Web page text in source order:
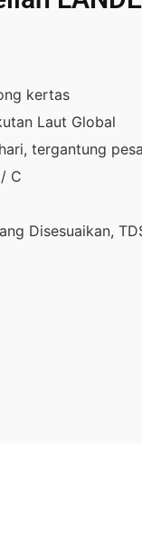
kertas
Laut Global
tergantung
C
Disesuaikan,